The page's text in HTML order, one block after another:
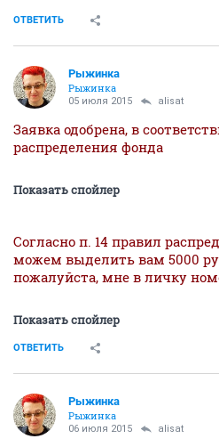
ОТВЕТИТЬ
Рыжинка
Рыжинка
05 июля 2015 alisat
Заявка одобрена, в
распределения фонда
Показать спойлер
Согласно п. 14 правил
можем выделить вам 5000
пожалуйста, мне в личку
Показать спойлер
ОТВЕТИТЬ
Рыжинка
Рыжинка
06 июля 2015 alisat